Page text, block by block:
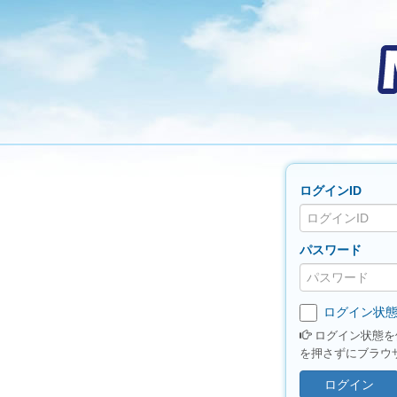
ログインID
パスワード
ログイン状
ログイン状態を
を押さずにブラウ
ログイン